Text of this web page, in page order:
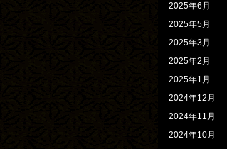
2025年6月
2025年5月
2025年3月
2025年2月
2025年1月
2024年12月
2024年11月
2024年10月